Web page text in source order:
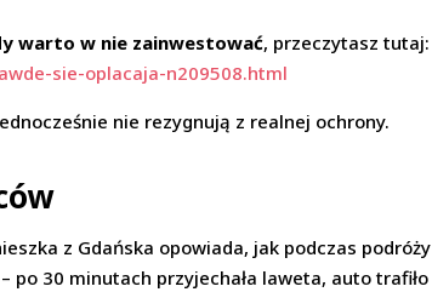
warto w nie zainwestować, przeczytasz tutaj:
sie-oplacaja-n209508.html
nie rezygnują z realnej ochrony.
z Gdańska opowiada, jak podczas podróży
po 30 minutach przyjechała laweta, auto trafiło